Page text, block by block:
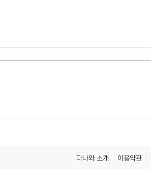
다나와 소개 이용약관